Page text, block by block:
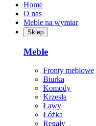
Home
O nas
Meble na wymiar
Sklep
Meble
Fronty meblowe
Biurka
Komody
Krzesła
Ławy
Łóżka
Regały